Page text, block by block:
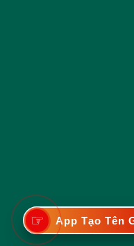
☞ App Tạo Tên